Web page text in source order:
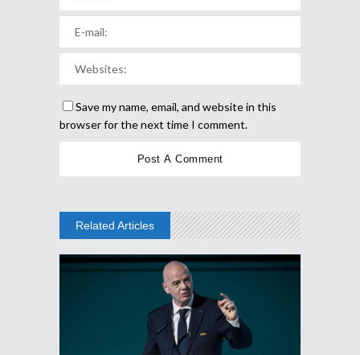
Save my name, email, and website in this
browser for the next time I comment.
Related Articles